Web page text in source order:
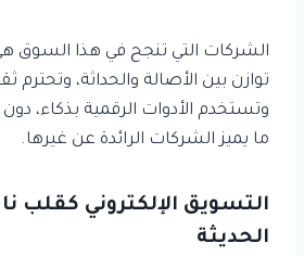
الشركات التي تنجح في هذا السوق
توازن بين الأصالة والحداثة، وتحترم
وتستخدم الأدوات الرقمية بذكاء، دون
ما يميز الشركات الرائدة عن غيرها.
التسويق الإلكتروني كقلب
الحديثة